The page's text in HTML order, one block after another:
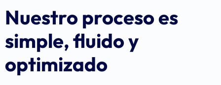
Nuestro proceso es
simple, fluido y
optimizado